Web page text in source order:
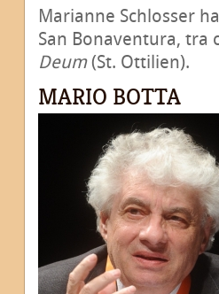
Marianne Schlosser
San Bonaventura, tra
Deum(St. Ottilien).
MARIO BOTTA